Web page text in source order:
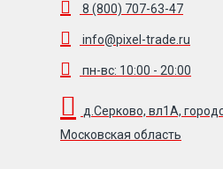
8 (800) 707-63-47
info@pixel-trade.ru
пн-вс: 10:00 - 20:00
д.Серково, вл1А,
Московская область